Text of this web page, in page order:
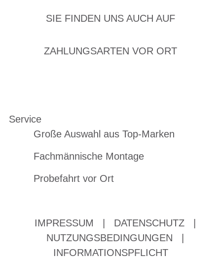
SIE FINDEN UNS AUCH AUF
ZAHLUNGSARTEN VOR ORT
Service
Große Auswahl aus Top-Marken
Fachmännische Montage
Probefahrt vor Ort
IMPRESSUM DATENSCHUTZ
NUTZUNGSBEDINGUNGEN
INFORMATIONSPFLICHT